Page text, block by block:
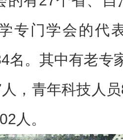
专门学会的代
名。其中有老专
，青年科技人
人。